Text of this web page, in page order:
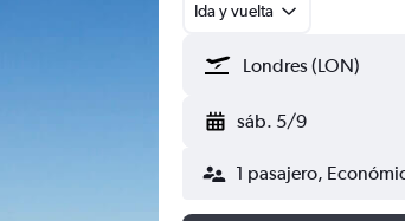
Ida y vuelta
sáb. 5/9
1 pasajero,